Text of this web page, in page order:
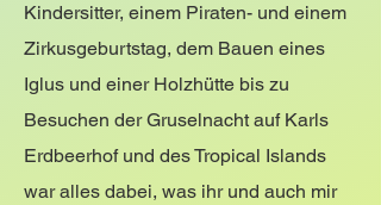
Kindersitter, einem Piraten- und einem
Zirkusgeburtstag, dem Bauen eines
Iglus und einer Holzhütte bis zu
Besuchen der Gruselnacht auf Karls
Erdbeerhof und des Tropical Islands
war alles dabei, was ihr und auch mir